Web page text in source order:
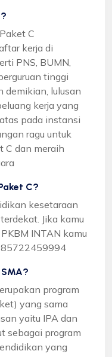
C
kerja di
PNS, BUMN,
tinggi
demikian, lulusan
kerja yang
pada instansi
ragu untuk
C dan meraih
C?
kesetaraan
Jika kamu
INTAN kamu
program
yang sama
yaitu IPA dan
sebagai program
yang